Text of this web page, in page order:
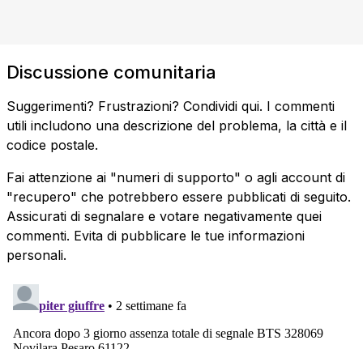
Discussione comunitaria
Suggerimenti? Frustrazioni? Condividi qui. I commenti
utili includono una descrizione del problema, la città e il
codice postale.
Fai attenzione ai "numeri di supporto" o agli account di
"recupero" che potrebbero essere pubblicati di seguito.
Assicurati di segnalare e votare negativamente quei
commenti. Evita di pubblicare le tue informazioni
personali.